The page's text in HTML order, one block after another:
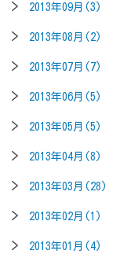
2013年09月(3)
2013年08月(2)
2013年07月(7)
2013年06月(5)
2013年05月(5)
2013年04月(8)
2013年03月(28)
2013年02月(1)
2013年01月(4)